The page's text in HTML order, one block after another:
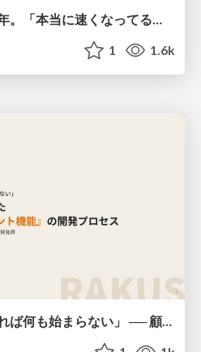
仕様駆動開発、導入半年。「本当に速くなってるの?」にデータで答える / AICon2026_hirakawa
1 1.6k
「顧客の声を聞かなければ何も始まらない」 ── 顧客の声から生まれた『AI返信補助機能』の開発プロセス / AICon2026_shikata_imai